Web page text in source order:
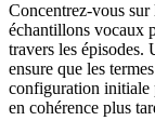
Concentrez-vous
échantillons vocaux
travers les épisodes.
ensure que les
configuration initiale
en cohérence plus